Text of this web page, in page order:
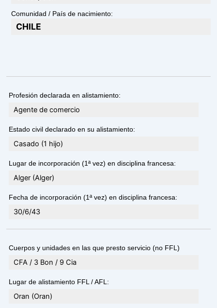
Comunidad / País de nacimiento:
CHILE
Profesión declarada en alistamiento:
Agente de comercio
Estado civil declarado en su alistamiento:
Casado (1 hijo)
Lugar de incorporación (1ª vez) en disciplina francesa:
Alger (Alger)
Fecha de incorporación (1ª vez) en disciplina francesa:
30/6/43
Cuerpos y unidades en las que presto servicio (no FFL)
CFA / 3 Bon / 9 Cia
Lugar de alistamiento FFL / AFL:
Oran (Oran)